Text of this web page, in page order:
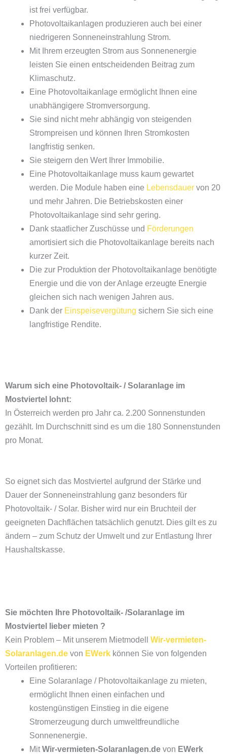
ist frei verfügbar.
Photovoltaikanlagen produzieren auch bei einer
niedrigeren Sonneneinstrahlung Strom.
Mit Ihrem erzeugten Strom aus Sonnenenergie
leisten Sie einen entscheidenden Beitrag zum
Klimaschutz.
Eine Photovoltaikanlage ermöglicht Ihnen eine
unabhängigere Stromversorgung.
Sie sind nicht mehr abhängig von steigenden
Strompreisen und können Ihren Stromkosten
langfristig senken.
Sie steigern den Wert Ihrer Immobilie.
Eine Photovoltaikanlage muss kaum gewartet
werden. Die Module haben eine Lebensdauer von 20
und mehr Jahren. Die Betriebskosten einer
Photovoltaikanlage sind sehr gering.
Dank staatlicher Zuschüsse und Förderungen
amortisiert sich die Photovoltaikanlage bereits nach
kurzer Zeit.
Die zur Produktion der Photovoltaikanlage benötigte
Energie und die von der Anlage erzeugte Energie
gleichen sich nach wenigen Jahren aus.
Dank der Einspeisevergütung sichern Sie sich eine
langfristige Rendite.
Warum sich eine Photovoltaik- / Solaranlage im
Mostviertel lohnt:
In Österreich werden pro Jahr ca. 2.200 Sonnenstunden
gezählt. Im Durchschnitt sind es um die 180 Sonnenstunden
pro Monat.
So eignet sich das Mostviertel aufgrund der Stärke und
Dauer der Sonneneinstrahlung ganz besonders für
Photovoltaik- / Solar. Bisher wird nur ein Bruchteil der
geeigneten Dachflächen tatsächlich genutzt. Dies gilt es zu
ändern – zum Schutz der Umwelt und zur Entlastung Ihrer
Haushaltskasse.
Sie möchten Ihre Photovoltaik- /Solaranlage im
Mostviertel lieber mieten ?
Kein Problem – Mit unserem Mietmodell Wir-vermieten-
Solaranlagen.de von EWerk können Sie von folgenden
Vorteilen profitieren:
Eine Solaranlage / Photovoltaikanlage zu mieten,
ermöglicht Ihnen einen einfachen und
kostengünstigen Einstieg in die eigene
Stromerzeugung durch umweltfreundliche
Sonnenenergie.
MitWir-vermieten-Solaranlagen.de von EWerk